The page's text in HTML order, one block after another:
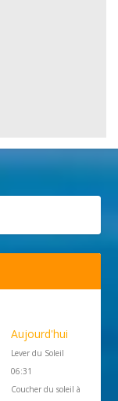
Aujourd'hui
Lever du Soleil
06:31
Coucher du soleil à